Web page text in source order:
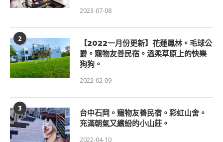
2023-07-08
2
【2022一月份更新】花蓮鳳林。毛球公
爵。寵物友善民宿。溫柔草原上的快樂
狗狗。
2022-02-09
3
台中石岡。寵物友善民宿。彩虹山舍。
充滿朝氣又繽紛的小山莊。
2022-04-10